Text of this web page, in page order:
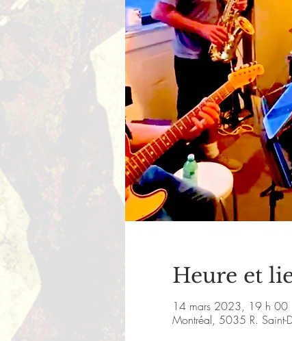
Heure et
14 mars 2023, 19 h 00
Montréal, 5035 R. Saint-